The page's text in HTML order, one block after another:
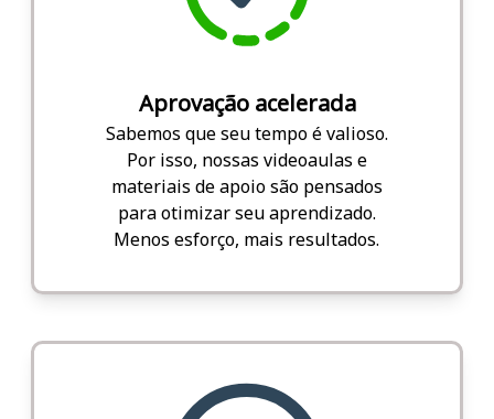
Aprovação acelerada
Sabemos que seu tempo é valioso.
Por isso, nossas videoaulas e
materiais de apoio são pensados
para otimizar seu aprendizado.
Menos esforço, mais resultados.